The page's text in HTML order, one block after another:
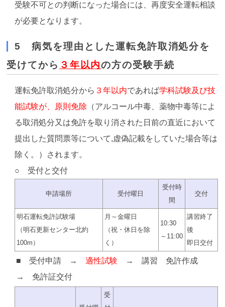
受験不可との判断になった場合には、再度安全運転相談
が必要となります。
5 病気を理由とした運転免許取消処分を
受けてから ３年以内の方の受験手続
運転免許取消処分から ３年以内であれば学科試験及び技
能試験が、原則免除 （アルコール中毒、薬物中毒等によ
る取消処分又は免許を取り消された日前の直近において
提出した質問票等について,虚偽記載をしていた場合等は
除く。）されます。
○ 受付と交付
申請場所 受付曜日
受付時
間
交付
明石運転免許試験場
（明石更新センター北約
100m）
月～金曜日
（祝・休日を除
く）
10:30
～11:00
講習終了
後
即日交付
■ 受付申請 →適性試験 → 講習 免許作成
→ 免許証交付
受